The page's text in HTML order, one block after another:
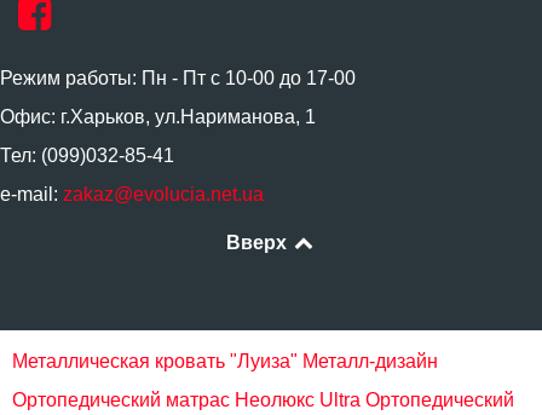
Режим работы: Пн - Пт с 10-00 до 17-00
Офис: г.Харьков, ул.Нариманова, 1
Тел: (099)032-85-41
e-mail: zakaz@evolucia.net.ua
Вверх
Металлическая кровать "Луиза" Металл-дизайн
Ортопедический матрас Неолюкс Ultra Ортопедический